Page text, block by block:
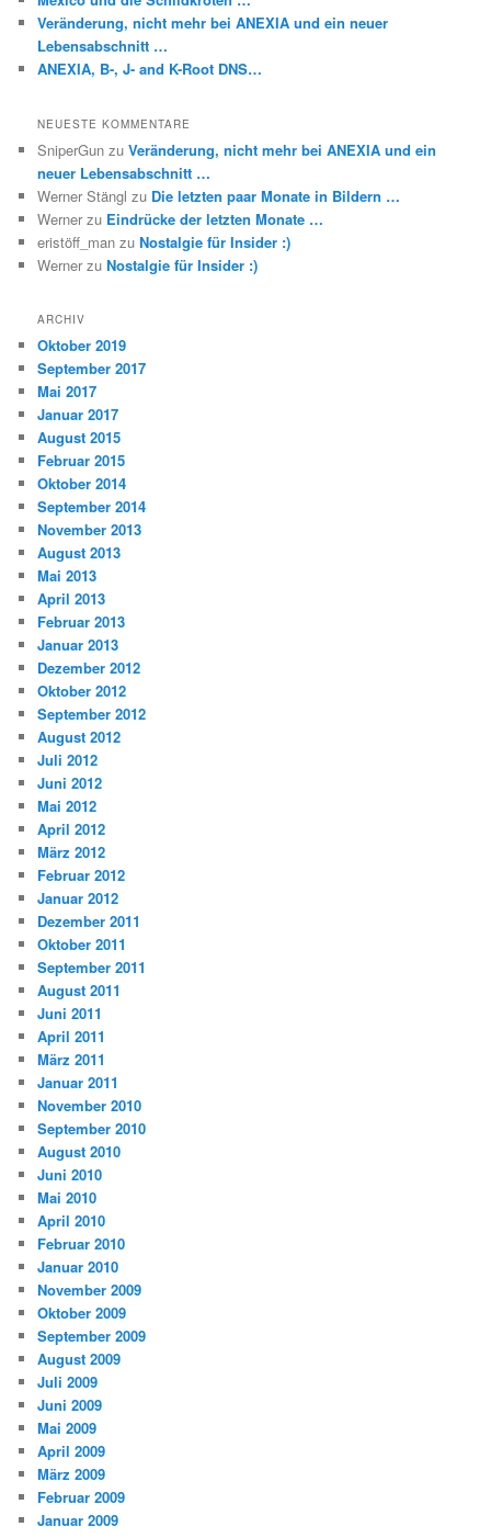
Veränderung, nicht mehr bei ANEXIA und ein neuer
Lebensabschnitt …
ANEXIA, B-, J- and K-Root DNS…
NEUESTE KOMMENTARE
SniperGun zuVeränderung, nicht mehr bei ANEXIA und ein
neuer Lebensabschnitt …
Werner Stängl zu Die letzten paar Monate in Bildern …
Werner zu Eindrücke der letzten Monate …
eristöff_man zuNostalgie für Insider :)
Werner zuNostalgie für Insider :)
ARCHIV
Oktober 2019
September 2017
Mai 2017
Januar 2017
August 2015
Februar 2015
Oktober 2014
September 2014
November 2013
August 2013
Mai 2013
April 2013
Februar 2013
Januar 2013
Dezember 2012
Oktober 2012
September 2012
August 2012
Juli 2012
Juni 2012
Mai 2012
April 2012
März 2012
Februar 2012
Januar 2012
Dezember 2011
Oktober 2011
September 2011
August 2011
Juni 2011
April 2011
März 2011
Januar 2011
November 2010
September 2010
August 2010
Juni 2010
Mai 2010
April 2010
Februar 2010
Januar 2010
November 2009
Oktober 2009
September 2009
August 2009
Juli 2009
Juni 2009
Mai 2009
April 2009
März 2009
Februar 2009
Januar 2009